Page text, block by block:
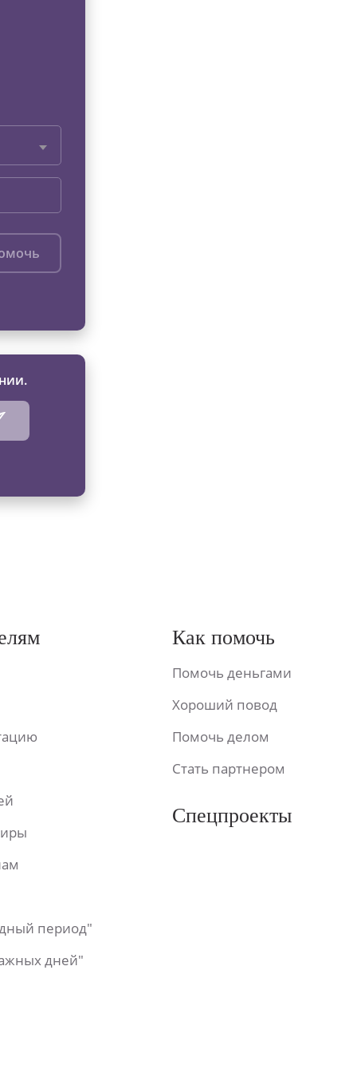
период"
дней"
Как помочь
Помочь деньгами
Хороший повод
Помочь делом
Стать партнером
Спецпроекты